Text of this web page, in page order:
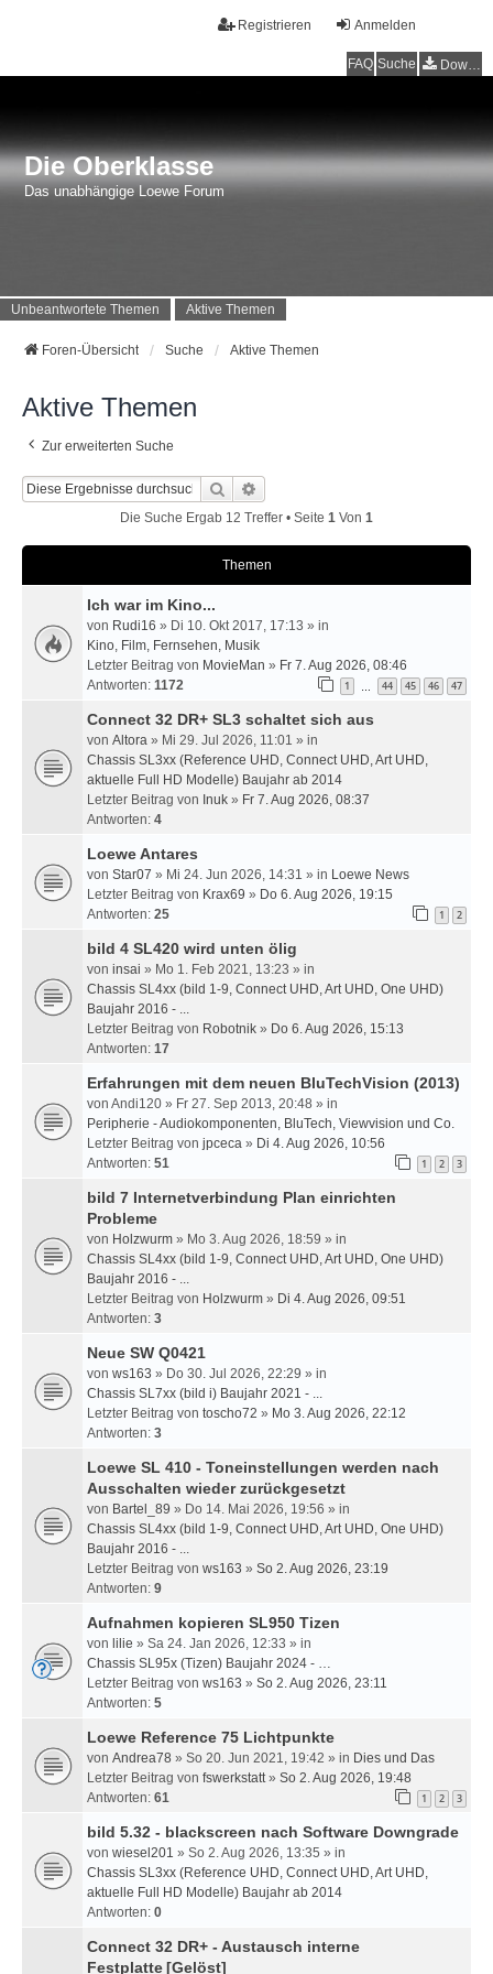
Anmelden
Registrieren
FAQ Suche Downloads
Die Oberklasse
Das unabhängige Loewe Forum
Unbeantwortete Themen Aktive Themen
Foren-Übersicht Suche Aktive Themen
Aktive Themen
Zur erweiterten Suche
Suche
Die Suche Ergab 12 Treffer • Seite 1 Von 1
Themen
Ich war im Kino...
von Rudi16 » Di 10. Okt 2017, 17:13 » in
Kino, Film, Fernsehen, Musik
Letzter Beitrag von MovieMan » Fr 7. Aug 2026, 08:46
Antworten: 1172 1 44 45 46 47
Connect 32 DR+ SL3 schaltet sich aus
von Altora » Mi 29. Jul 2026, 11:01 » in
Chassis SL3xx (Reference UHD, Connect UHD, Art UHD,
aktuelle Full HD Modelle) Baujahr ab 2014
Letzter Beitrag von Inuk » Fr 7. Aug 2026, 08:37
Antworten: 4
Loewe Antares
von Star07 » Mi 24. Jun 2026, 14:31 » in Loewe News
Letzter Beitrag von Krax69 » Do 6. Aug 2026, 19:15
Antworten: 25 1 2
bild 4 SL420 wird unten ölig
von insai » Mo 1. Feb 2021, 13:23 » in
Chassis SL4xx (bild 1-9, Connect UHD, Art UHD, One UHD)
Baujahr 2016 - ...
Letzter Beitrag von Robotnik » Do 6. Aug 2026, 15:13
Antworten: 17
Erfahrungen mit dem neuen BluTechVision (2013)
von Andi120 » Fr 27. Sep 2013, 20:48 » in
Peripherie - Audiokomponenten, BluTech, Viewvision und Co.
Letzter Beitrag von jpceca » Di 4. Aug 2026, 10:56
Antworten: 51 1 2 3
bild 7 Internetverbindung Plan einrichten
Probleme
von Holzwurm » Mo 3. Aug 2026, 18:59 » in
Chassis SL4xx (bild 1-9, Connect UHD, Art UHD, One UHD)
Baujahr 2016 - ...
Letzter Beitrag von Holzwurm » Di 4. Aug 2026, 09:51
Antworten: 3
Neue SW Q0421
von ws163 » Do 30. Jul 2026, 22:29 » in
Chassis SL7xx (bild i) Baujahr 2021 - ...
Letzter Beitrag von toscho72 » Mo 3. Aug 2026, 22:12
Antworten: 3
Loewe SL 410 - Toneinstellungen werden nach
Ausschalten wieder zurückgesetzt
von Bartel_89 » Do 14. Mai 2026, 19:56 » in
Chassis SL4xx (bild 1-9, Connect UHD, Art UHD, One UHD)
Baujahr 2016 - ...
Letzter Beitrag von ws163 » So 2. Aug 2026, 23:19
Antworten: 9
Aufnahmen kopieren SL950 Tizen
von lilie » Sa 24. Jan 2026, 12:33 » in
Chassis SL95x (Tizen) Baujahr 2024 - …
Letzter Beitrag von ws163 » So 2. Aug 2026, 23:11
Antworten: 5
Loewe Reference 75 Lichtpunkte
von Andrea78 » So 20. Jun 2021, 19:42 » in Dies und Das
Letzter Beitrag von fswerkstatt» So 2. Aug 2026, 19:48
Antworten: 61 1 2 3
bild 5.32 - blackscreen nach Software Downgrade
von wiesel201 » So 2. Aug 2026, 13:35 » in
Chassis SL3xx (Reference UHD, Connect UHD, Art UHD,
aktuelle Full HD Modelle) Baujahr ab 2014
Antworten: 0
Connect 32 DR+ - Austausch interne
Festplatte[Gelöst]